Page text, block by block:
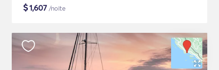
$1,607 /noite